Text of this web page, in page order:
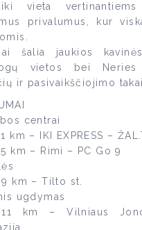
vieta vertinantiems
privalumus, kur
šalia jaukios
vietos bei Neries
ir pasivaikščiojimo
centrai
km – IKI EXPRESS –
km – Rimi – PC Go 9
km – Tilto st.
ugdymas
km – Vilniaus